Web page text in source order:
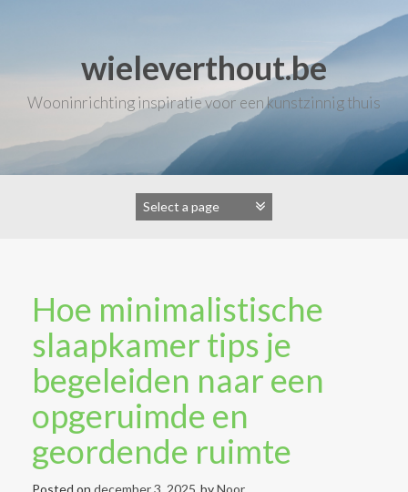
wieleverthout.be
Wooninrichting inspiratie voor een kunstzinnig thuis
Hoe minimalistische
slaapkamer tips je
begeleiden naar een
opgeruimde en
geordende ruimte
Posted on december 3, 2025 byNoor